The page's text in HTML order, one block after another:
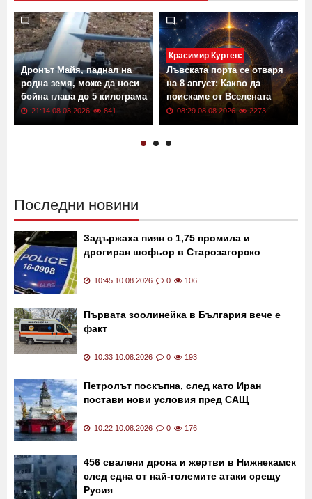
Дронът Майя, паднал на
родна земя, може да носи
бойна глава до 5 килограма
21:14 08.08.2026 841
Красимир Куртев:
Лъвската порта се отваря
на 8 август: Какво да
поискаме от Вселената
08:29 08.08.2026 2273
Последни новини
Задържаха пиян с 1,75 промила и
дрогиран шофьор в Старозагорско
10:45 10.08.2026 0 106
Първата зоолинейка в България вече е
факт
10:33 10.08.2026 0 193
Петролът поскъпна, след като Иран
постави нови условия пред САЩ
10:22 10.08.2026 0 176
456 свалени дрона и жертви в Нижнекамск
след една от най-големите атаки срещу
Русия